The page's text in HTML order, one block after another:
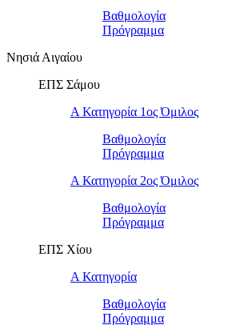
Βαθμολογία
Πρόγραμμα
Νησιά Αιγαίου
ΕΠΣ Σάμου
Α Κατηγορία 1ος Όμιλος
Βαθμολογία
Πρόγραμμα
Α Κατηγορία 2ος Όμιλος
Βαθμολογία
Πρόγραμμα
ΕΠΣ Χίου
Α Κατηγορία
Βαθμολογία
Πρόγραμμα